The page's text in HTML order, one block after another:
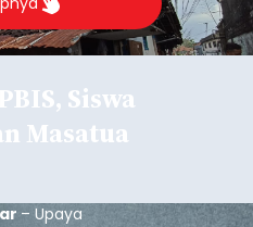
Siswa
Masatua
– Upaya